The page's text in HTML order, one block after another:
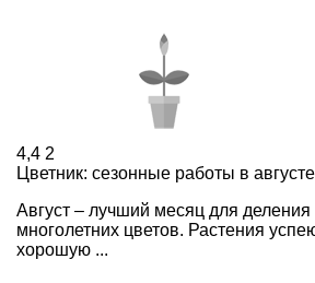
4,4 2
Цветник: сезонные работы в августе
Август – лучший месяц для деления
многолетних цветов. Растения
хорошую ...